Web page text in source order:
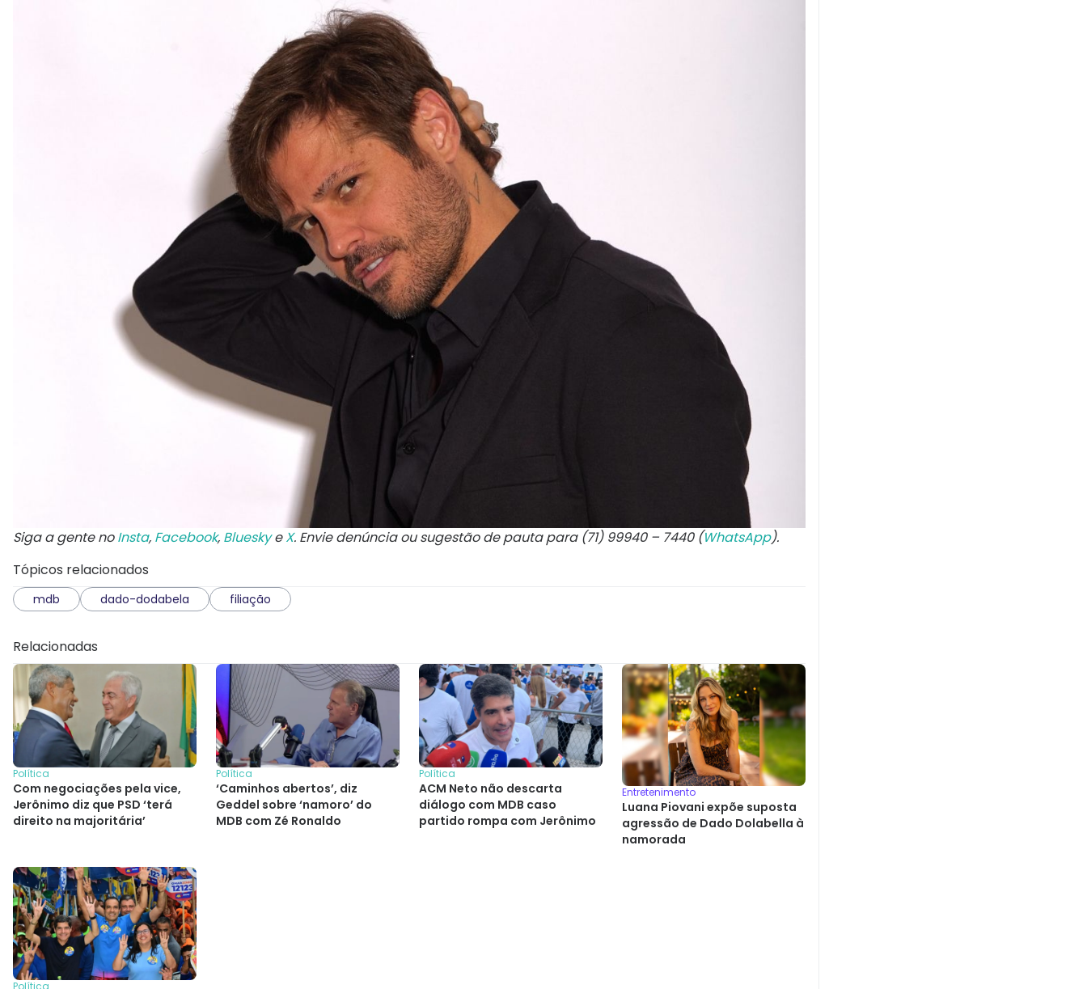
Siga a gente noInsta, Facebook, BlueskyeX. Envie denúncia ou sugestão de pauta para (71) 99940 – 7440 (WhatsApp).
Tópicos relacionados
mdb dado-dodabela filiação
Relacionadas
Política
Com negociações pela vice,
Jerônimo diz que PSD ‘terá
direito na majoritária’
Política
‘Caminhos abertos’, diz
Geddel sobre ‘namoro’ do
MDB com Zé Ronaldo
Política
ACM Neto não descarta
diálogo com MDB caso
partido rompa com Jerônimo
Entretenimento
Luana Piovani expõe suposta
agressão de Dado Dolabella à
namorada
Política